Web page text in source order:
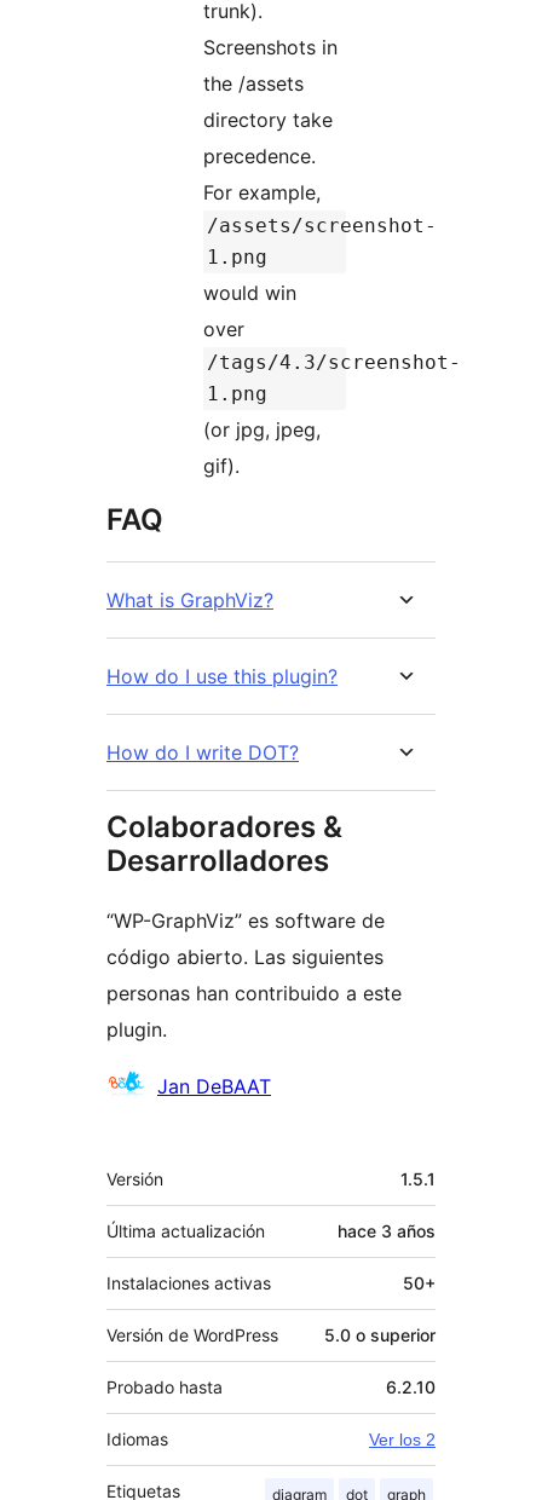
trunk).
Screenshots in
the /assets
directory take
precedence.
For example,
/assets/screenshot-
1.png
would win
over
/tags/4.3/screenshot-
1.png
(or jpg, jpeg,
gif).
FAQ
What is GraphViz?
How do I use this plugin?
How do I write DOT?
Colaboradores &
Desarrolladores
“WP-GraphViz” es software de
código abierto. Las siguientes
personas han contribuido a este
plugin.
Colaboradores
Jan DeBAAT
Meta
Versión 1.5.1
Última actualización hace 3 años
Instalaciones activas 50+
Versión de WordPress 5.0 o superior
Probado hasta 6.2.10
Idiomas Ver los 2
Etiquetas diagram dot graph